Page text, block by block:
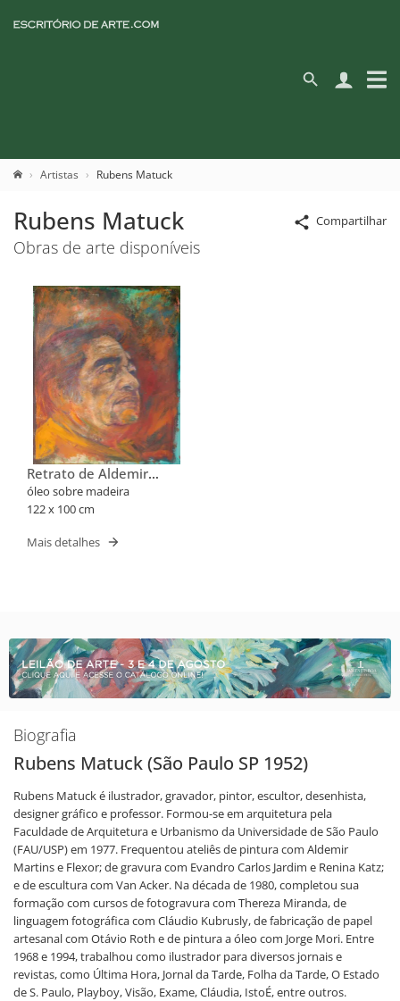
Artistas Rubens Matuck
Compartilhar
Rubens Matuck
Obras de arte disponíveis
Retrato de Aldemir
Martins
óleo sobre madeira
122 x 100 cm
Mais detalhes
Biografia
Rubens Matuck (São Paulo SP 1952)
Rubens Matuck é ilustrador, gravador, pintor, escultor, desenhista,
designer gráfico e professor. Formou-se em arquitetura pela
Faculdade de Arquitetura e Urbanismo da Universidade de São Paulo
(FAU/USP) em 1977. Frequentou ateliês de pintura com Aldemir
Martins e Flexor; de gravura com Evandro Carlos Jardim e Renina Katz;
e de escultura com Van Acker. Na década de 1980, completou sua
formação com cursos de fotogravura com Thereza Miranda, de
linguagem fotográfica com Cláudio Kubrusly, de fabricação de papel
artesanal com Otávio Roth e de pintura a óleo com Jorge Mori. Entre
1968 e 1994, trabalhou como ilustrador para diversos jornais e
revistas, como Última Hora, Jornal da Tarde, Folha da Tarde, O Estado
de S. Paulo, Playboy, Visão, Exame, Cláudia, IstoÉ, entre outros.